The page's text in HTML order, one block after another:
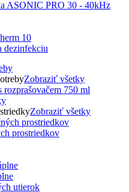
dezinfekciu
Zobraziť všetky
Zobraziť všetky
prostriedkov